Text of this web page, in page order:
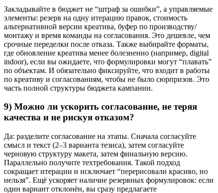
Закладывайте в бюджет не “штраф за ошибки”, а управляемые
элементы: резерв на одну итерацию правок, стоимость
альтернативной версии креатива, буфер по производству/
монтажу и время команды на согласования. Это дешевле, чем
срочные переделки после отказа. Также выбирайте форматы,
где обновление креатива менее болезненно (например, digital
indoor), если вы ожидаете, что формулировки могут “плавать”
по объектам. И обязательно фиксируйте, что входит в работы
по креативу и согласованиям, чтобы не было сюрпризов. Это
часть полной структуры бюджета кампании.
9) Можно ли ускорить согласование, не теряя
качества и не рискуя отказом?
Да: разделите согласование на этапы. Сначала согласуйте
смысл и текст (2–3 варианта тезиса), затем согласуйте
черновую структуру макета, затем финальную версию.
Параллельно получите техтребования. Такой подход
сокращает итерации и исключает “перерисовали красиво, но
нельзя”. Ещё ускоряет наличие резервных формулировок: если
один вариант отклонён, вы сразу предлагаете